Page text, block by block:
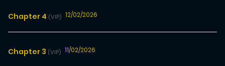
Chapter 4 (VIP) 12/02/2026
Chapter 3 (VIP) 11/02/2026